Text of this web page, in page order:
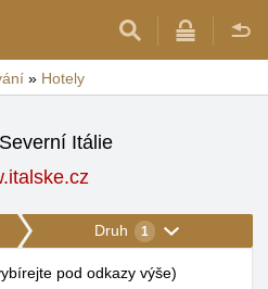
» Hotely
Itálie
Druh 1
pod odkazy výše)